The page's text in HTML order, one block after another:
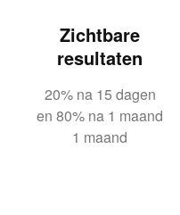
Zichtbare
resultaten
20% na 15 dagen
en 80% na 1 maand
1 maand